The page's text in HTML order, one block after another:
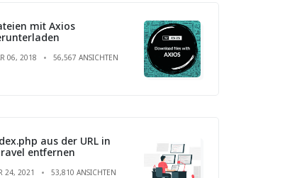
mit Axios
06, 2018 56,567 ANSICHTEN
aus der URL in
entfernen
24, 2021 53,810 ANSICHTEN